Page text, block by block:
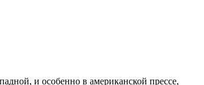
и особенно в американской прессе,